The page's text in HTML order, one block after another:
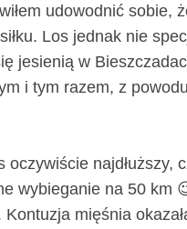
udowodnić sobie,
Los jednak nie
jesienią w
i tym razem, z
najdłuższy,
wybieganie na 50 km
mięśnia